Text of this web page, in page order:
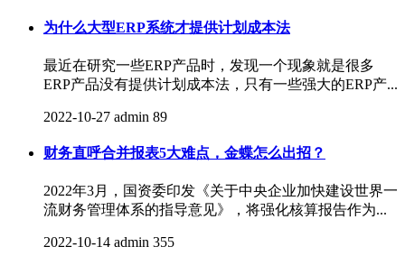
为什么大型ERP系统才提供计划成本法
最近在研究一些ERP产品时，发现一个现象就是很多
ERP产品没有提供计划成本法，只有一些强大的ERP产...
2022-10-27 admin 89
财务直呼合并报表5大难点，金蝶怎么出招？
2022年3月，国资委印发《关于中央企业加快建设世界一
流财务管理体系的指导意见》，将强化核算报告作为...
2022-10-14 admin 355